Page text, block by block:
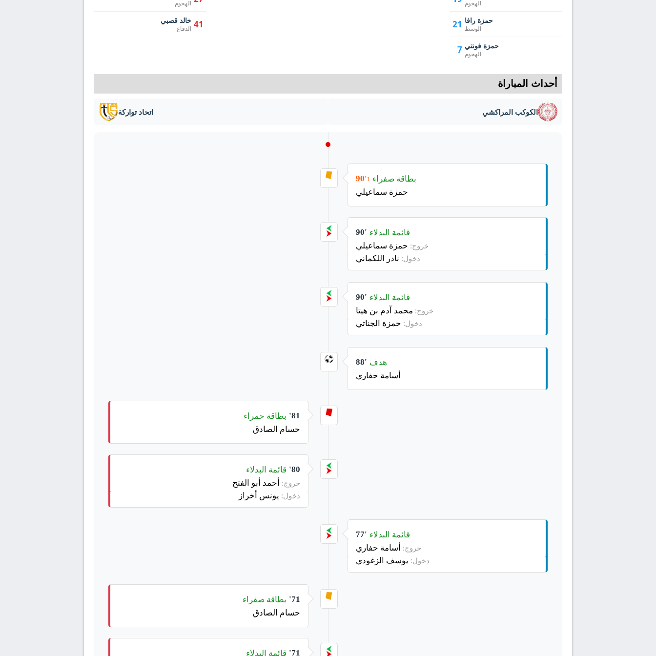
الهجوم
21 حمزة رافا
الوسط
7 حمزة فونتي
الهجوم
الهجوم
41 خالد قصبي
الدفاع
أحداث المباراة
الكوكب المراكشي اتحاد تواركة
90'1 بطاقة صفراء
حمزة سماعيلي
90' قائمة البدلاء
خروج: حمزة سماعيلي
دخول: نادر اللكماني
90' قائمة البدلاء
خروج: محمد آدم بن هيتا
دخول: حمزة الجناتي
88' هدف
أسامة حفاري
81' بطاقة حمراء
حسام الصادق
80' قائمة البدلاء
خروج: أحمد أبو الفتح
دخول: يونس أخراز
77' قائمة البدلاء
خروج: أسامة حفاري
دخول: يوسف الزغودي
71'
بطاقة صفراء
حسام الصادق
71' قائمة البدلاء